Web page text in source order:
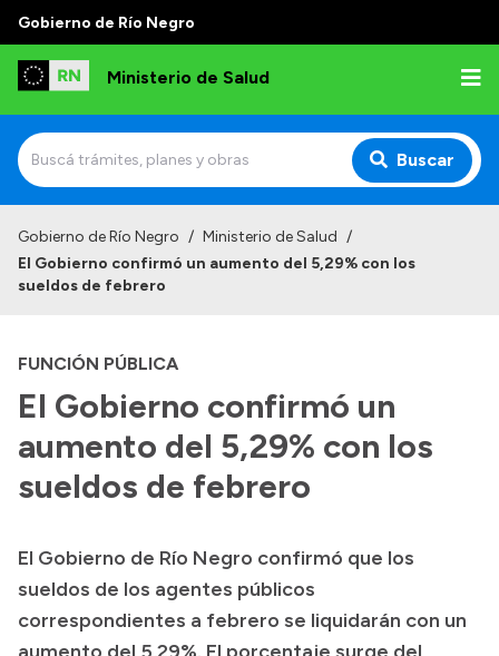
Gobierno de Río Negro
Ministerio de Salud
Buscar
Institucional
Autoridades
Consejos locales
Transparencia
Boletín Oficial
Compras y licitaciones
Gobierno de Río Negro / Ministerio de Salud /
El Gobierno confirmó un aumento del 5,29% con los
sueldos de febrero
FUNCIÓN PÚBLICA
El Gobierno confirmó un
aumento del 5,29% con los
sueldos de febrero
El Gobierno de Río Negro confirmó que los
sueldos de los agentes públicos
correspondientes a febrero se liquidarán con un